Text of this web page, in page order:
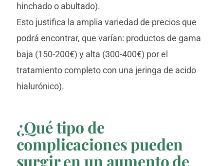
hinchado o abultado).
Esto justifica la amplia variedad de precios que
podrá encontrar, que varían: productos de gama
baja (150-200€) y alta (300-400€) por el
tratamiento completo con una jeringa de acido
hialurónico).
¿Qué tipo de
complicaciones pueden
surgir en un aumento de